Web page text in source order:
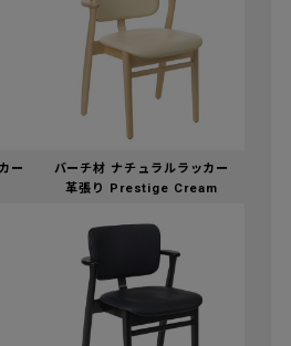
ー
バーチ材 ナチュラルラッカー
革張り Prestige Cream